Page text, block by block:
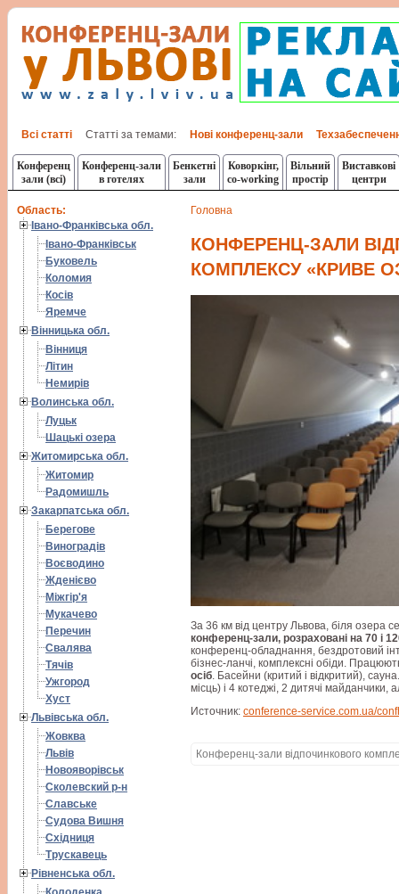
Всі статті Статті за темами: Нові конференц-зали
Конференц
зали (всі)
Конференц-зали
в готелях
Бенкетні
зали
Коворкінг,
co-working
Вільний
простір
Виставкові
центри
Область:
Івано-Франківська обл.
Івано-Франківськ
Буковель
Коломия
Косів
Яремче
Вінницька обл.
Вінниця
Літин
Немирів
Волинська обл.
Луцьк
Шацькі озера
Житомирська обл.
Житомир
Радомишль
Закарпатська обл.
Берегове
Виноградів
Воєводино
Жденієво
Міжгір'я
Мукачево
Перечин
Свалява
Тячів
Ужгород
Хуст
Львівська обл.
Жовква
Львів
Новояворівськ
Сколевский р-н
Славське
Судова Вишня
Східниця
Трускавець
Рівненська обл.
Головна
КОНФЕРЕНЦ-ЗАЛИ
КОМПЛЕКСУ «КРИВЕ
За 36 км від центру Львова, біля озера
конференц-зали, розраховані на 70 і
конференц-обладнання, бездротовий
бізнес-ланчі, комплексні обіди.
осіб. Басейни (критий і відкритий),
місць) і 4 котеджі, 2 дитячі майданчики,
Источник: conference-service.com.ua/
Конференц-зали відпочинкового